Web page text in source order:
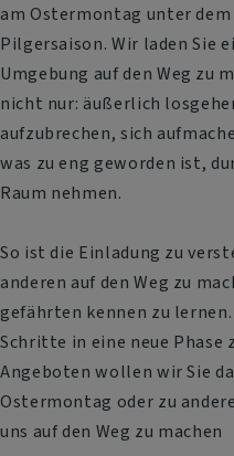
am Ostermontag unter
Pilgersaison. Wir laden Sie
Umgebung auf den Weg zu
nicht nur: äußerlich
aufzubrechen, sich
was zu eng geworden ist,
Raum nehmen.
So ist die Einladung zu
anderen auf den Weg zu
gefährten kennen zu
Schritte in eine neue Phase
Angeboten wollen wir Sie
Ostermontag oder zu
uns auf den Weg zu machen